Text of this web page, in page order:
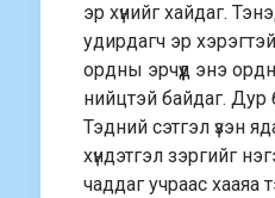
эр хүнийг хайдаг.
удирдагч эр
ордны эрчүүд энэ
нийцтэй байдаг. Дур
Тэдний сэтгэл үзэн
хүндэтгэл зэргийг
чаддаг учраас хааяа